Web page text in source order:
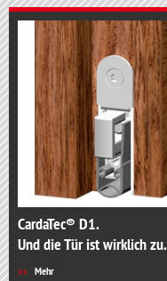
CardaTec® D1.
Und die Tür ist wirklich zu.
Mehr